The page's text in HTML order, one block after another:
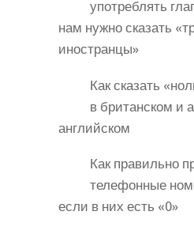
употреблять
нам нужно сказать
иностранцы»
Как сказать
в британском и
английском
Как правильно
телефонные
если в них есть «0»